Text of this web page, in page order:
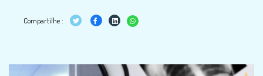
Compartilhe :